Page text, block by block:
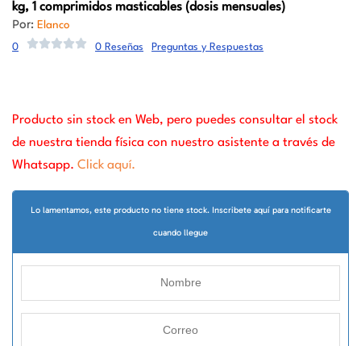
kg, 1 comprimidos masticables (dosis mensuales)
Por: Elanco
0 0 Reseñas Preguntas y Respuestas
Producto sin stock en Web, pero puedes consultar el stock
de nuestra tienda física con nuestro asistente a través de
Whatsapp. Click aquí.
Lo lamentamos, este producto no tiene stock. Inscribete aquí para notificarte
cuando llegue